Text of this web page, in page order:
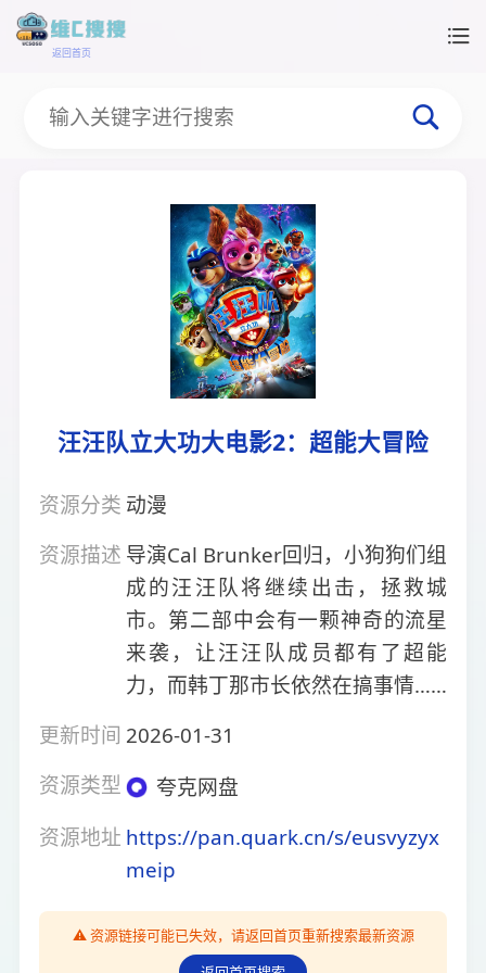
返回首页
汪汪队立大功大电影2：超能大冒险
资源分类 动漫
资源描述 导演Cal Brunker回归，小狗狗们组
成的汪汪队将继续出击，拯救城
市。第二部中会有一颗神奇的流星
来袭，让汪汪队成员都有了超能
力，而韩丁那市长依然在搞事情……
更新时间 2026-01-31
资源类型
夸克网盘
资源地址 https://pan.quark.cn/s/eusvyzyx
meip
⚠️ 资源链接可能已失效，请返回首页重新搜索最新资源